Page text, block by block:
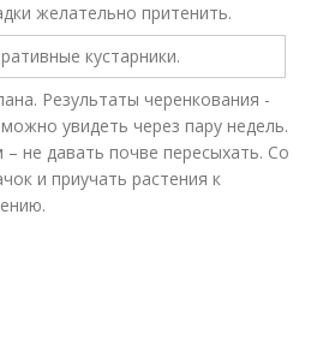
желательно притенить.
Результаты черенкования -
увидеть через пару недель.
не давать почве пересыхать. Со
и приучать растения к